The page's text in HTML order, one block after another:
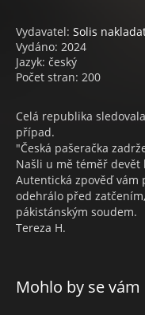
Vydavatel: Solis
Vydáno: 2024
Jazyk: český
Počet stran: 200
Celá republika
případ.
"Česká pašeračka
Našli u mě téměř devět
Autentická zpověď vám
odehrálo před
pákistánským soudem.
Tereza H.
Mohlo by se